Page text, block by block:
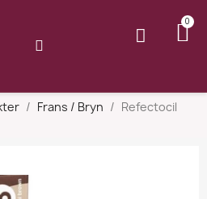
Frans / Bryn
Refectocil